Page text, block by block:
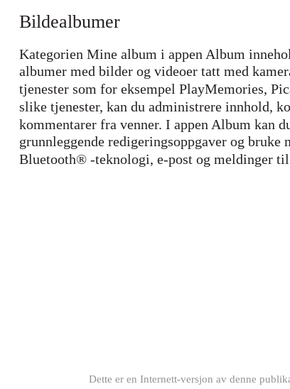
Bildealbumer
Kategorien Mine album i appen Album
albumer med bilder og videoer tatt med
tjenester som for eksempel PlayMemories,
slike tjenester, kan du administrere innhold,
kommentarer fra venner. I appen Album kan
grunnleggende redigeringsoppgaver og bruke
Bluetooth® -teknologi, e-post og meldinger
Dette er en Internett-versjon av denne